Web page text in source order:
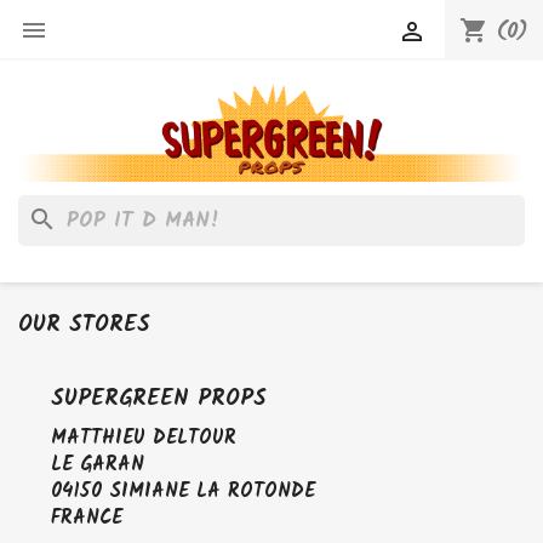
 shopping_cart (0)

search
OUR STORES
SUPERGREEN PROPS
MATTHIEU DELTOUR
LE GARAN
04150 SIMIANE LA ROTONDE
FRANCE